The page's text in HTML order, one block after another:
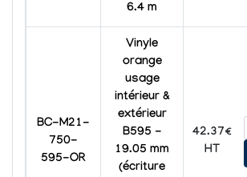
6.4 m
BC-M21-
750-
595-OR
Vinyle
orange
usage
intérieur &
extérieur
B595 -
19.05 mm
(écriture
42.37€
HT